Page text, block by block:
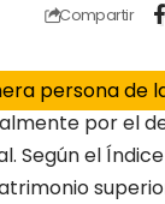
Compartir
persona de
por el
Según el